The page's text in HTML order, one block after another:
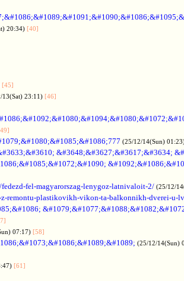
20:34) [40]
[45]
13(Sat) 23:11) [46]
(25/12/14(Sun)
&#3648;&#3627;&#3617;&#3634;
fel-magyarorszag-lenygoz-latnivaloit-2/ (25/12/
remontu-plastikovikh-vikon-ta-balkonnikh-dverei-u-
07:17) [58]
(25/12/14(Sun)
[61]